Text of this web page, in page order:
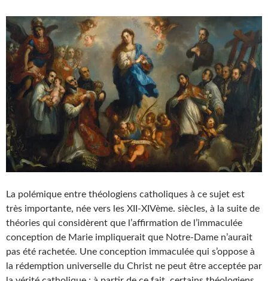
La polémique entre théologiens catholiques à ce sujet est
très importante, née vers les XII-XIVème. siècles, à la suite de
théories qui considèrent que l’affirmation de l’immaculée
conception de Marie impliquerait que Notre-Dame n’aurait
pas été rachetée. Une conception immaculée qui s’oppose à
la rédemption universelle du Christ ne peut être acceptée par